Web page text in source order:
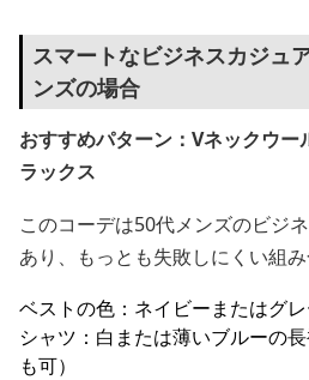
スマートなビジネスカジュ
ンズの場合
おすすめパターン：Vネックウー
ラックス
このコーデは50代メンズのビジ
あり、もっとも失敗しにくい組み
ベストの色：ネイビーまたはグ
シャツ：白または薄いブルーの
も可）